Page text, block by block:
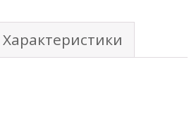
Характеристики